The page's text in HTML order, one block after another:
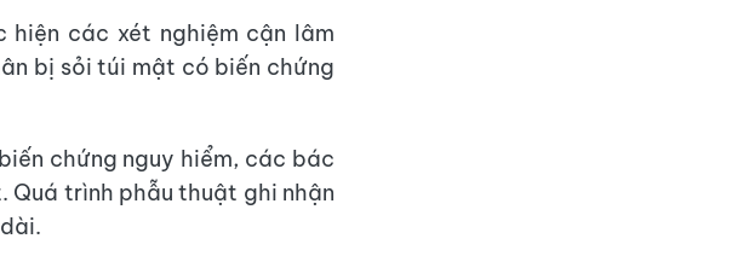
các xét nghiệm cận lâm
bị sỏi túi mật có biến chứng
chứng nguy hiểm, các bác
trình phẫu thuật ghi nhận